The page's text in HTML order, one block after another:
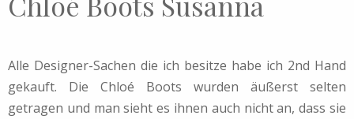
Alle Designer-Sachen die ich besitze habe ich 2nd Hand
gekauft. Die Chloé Boots wurden äußerst selten
getragen und man sieht es ihnen auch nicht an, dass sie